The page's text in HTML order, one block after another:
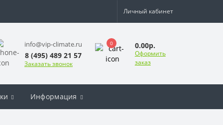
Личный кабинет
info@vip-climate.ru
8 (495) 489 21 57
Заказать звонок
0 0.00р.
Оформить
заказ
Информация